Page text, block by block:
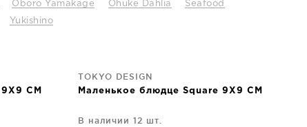
Oboro Yamakage Ohuke Dahlia Seafood
Yukishino
CM
TOKYO DESIGN
Маленькое блюдце Square 9X9 CM
В наличии 12 шт.